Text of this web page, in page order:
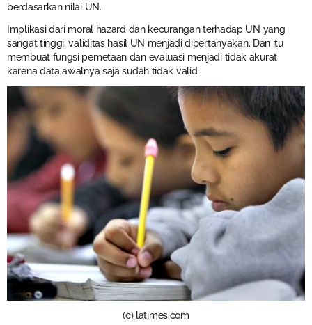
berdasarkan nilai UN.
Implikasi dari moral hazard dan kecurangan terhadap UN yang
sangat tinggi, validitas hasil UN menjadi dipertanyakan. Dan itu
membuat fungsi pemetaan dan evaluasi menjadi tidak akurat
karena data awalnya saja sudah tidak valid.
(c) latimes.com